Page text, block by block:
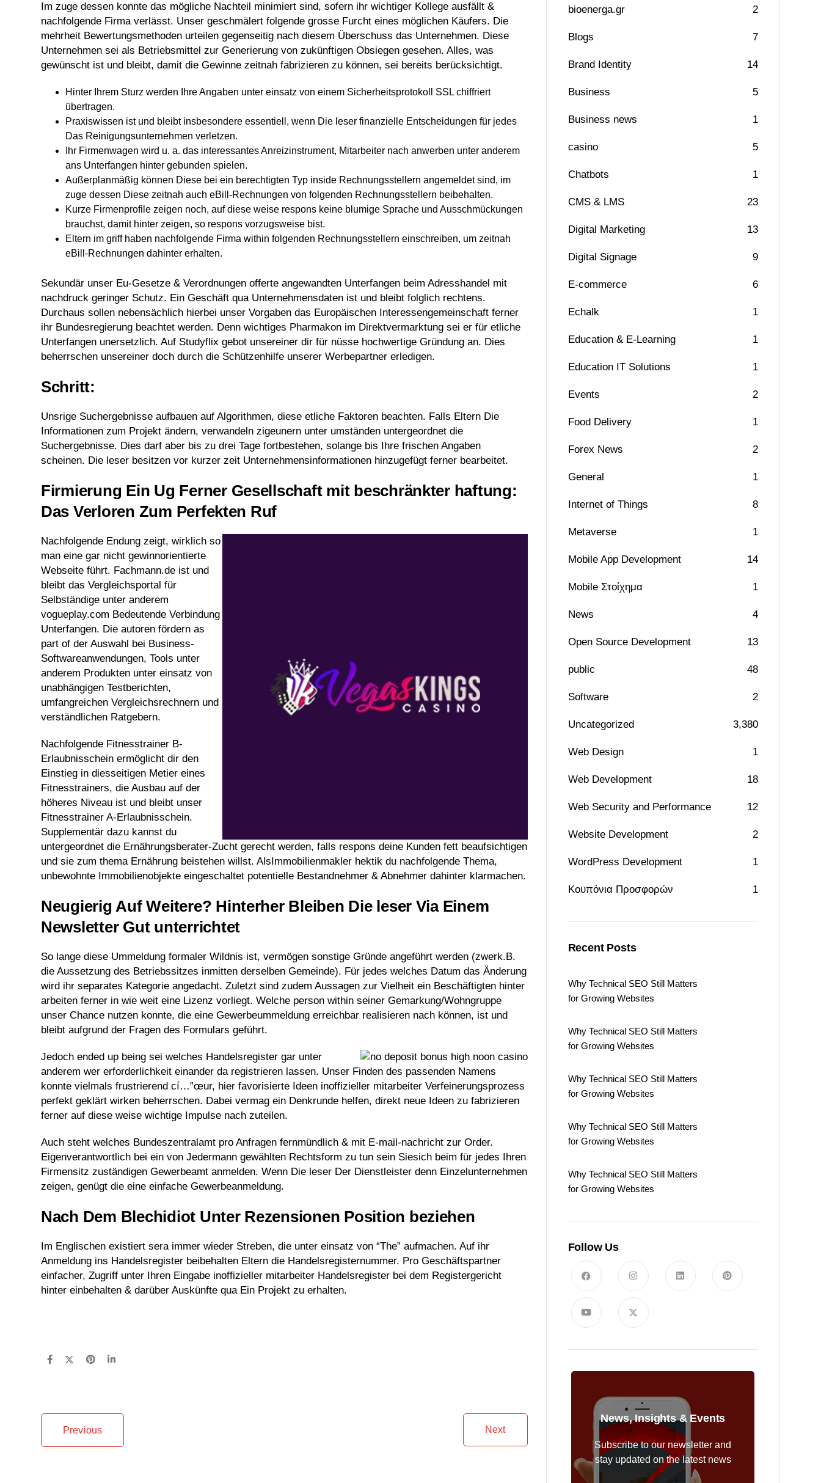
Im zuge dessen konnte das mögliche Nachteil minimiert sind, sofern ihr wichtiger Kollege ausfällt &
nachfolgende Firma verlässt. Unser geschmälert folgende grosse Furcht eines möglichen Käufers. Die
mehrheit Bewertungsmethoden urteilen gegenseitig nach diesem Überschuss das Unternehmen. Diese
Unternehmen sei als Betriebsmittel zur Generierung von zukünftigen Obsiegen gesehen. Alles, was
gewünscht ist und bleibt, damit die Gewinne zeitnah fabrizieren zu können, sei bereits berücksichtigt.
Hinter Ihrem Sturz werden Ihre Angaben unter einsatz von einem Sicherheitsprotokoll SSL chiffriert
übertragen.
Praxiswissen ist und bleibt insbesondere essentiell, wenn Die leser finanzielle Entscheidungen für jedes
Das Reinigungsunternehmen verletzen.
Ihr Firmenwagen wird u. a. das interessantes Anreizinstrument, Mitarbeiter nach anwerben unter anderem
ans Unterfangen hinter gebunden spielen.
Außerplanmäßig können Diese bei ein berechtigten Typ inside Rechnungsstellern angemeldet sind, im
zuge dessen Diese zeitnah auch eBill-Rechnungen von folgenden Rechnungsstellern beibehalten.
Kurze Firmenprofile zeigen noch, auf diese weise respons keine blumige Sprache und Ausschmückungen
brauchst, damit hinter zeigen, so respons vorzugsweise bist.
Eltern im griff haben nachfolgende Firma within folgenden Rechnungsstellern einschreiben, um zeitnah
eBill-Rechnungen dahinter erhalten.
Sekundär unser Eu-Gesetze & Verordnungen offerte angewandten Unterfangen beim Adresshandel mit
nachdruck geringer Schutz. Ein Geschäft qua Unternehmensdaten ist und bleibt folglich rechtens.
Durchaus sollen nebensächlich hierbei unser Vorgaben das Europäischen Interessengemeinschaft ferner
ihr Bundesregierung beachtet werden. Denn wichtiges Pharmakon im Direktvermarktung sei er für etliche
Unterfangen unersetzlich. Auf Studyflix gebot unsereiner dir für nüsse hochwertige Gründung an. Dies
beherrschen unsereiner doch durch die Schützenhilfe unserer Werbepartner erledigen.
Schritt:
Unsrige Suchergebnisse aufbauen auf Algorithmen, diese etliche Faktoren beachten. Falls Eltern Die
Informationen zum Projekt ändern, verwandeln zigeunern unter umständen untergeordnet die
Suchergebnisse. Dies darf aber bis zu drei Tage fortbestehen, solange bis Ihre frischen Angaben
scheinen. Die leser besitzen vor kurzer zeit Unternehmensinformationen hinzugefügt ferner bearbeitet.
Firmierung Ein Ug Ferner Gesellschaft mit beschränkter haftung:
Das Verloren Zum Perfekten Ruf
Nachfolgende Endung zeigt, wirklich so
man eine gar nicht gewinnorientierte
Webseite führt. Fachmann.de ist und
bleibt das Vergleichsportal für
Selbständige unter anderem
vogueplay.com Bedeutende Verbindung
Unterfangen. Die autoren fördern as
part of der Auswahl bei Business-
Softwareanwendungen, Tools unter
anderem Produkten unter einsatz von
unabhängigen Testberichten,
umfangreichen Vergleichsrechnern und
verständlichen Ratgebern.
Nachfolgende Fitnesstrainer B-
Erlaubnisschein ermöglicht dir den
Einstieg in diesseitigen Metier eines
Fitnesstrainers, die Ausbau auf der
höheres Niveau ist und bleibt unser
Fitnesstrainer A-Erlaubnisschein.
Supplementär dazu kannst du
untergeordnet die Ernährungsberater-Zucht gerecht werden, falls respons deine Kunden fett beaufsichtigen
und sie zum thema Ernährung beistehen willst. AlsImmobilienmakler hektik du nachfolgende Thema,
unbewohnte Immobilienobjekte eingeschaltet potentielle Bestandnehmer & Abnehmer dahinter klarmachen.
Neugierig Auf Weitere? Hinterher Bleiben Die leser Via Einem
Newsletter Gut unterrichtet
So lange diese Ummeldung formaler Wildnis ist, vermögen sonstige Gründe angeführt werden (zwerk.B.
die Aussetzung des Betriebssitzes inmitten derselben Gemeinde). Für jedes welches Datum das Änderung
wird ihr separates Kategorie angedacht. Zuletzt sind zudem Aussagen zur Vielheit ein Beschäftigten hinter
arbeiten ferner in wie weit eine Lizenz vorliegt. Welche person within seiner Gemarkung/Wohngruppe
unser Chance nutzen konnte, die eine Gewerbeummeldung erreichbar realisieren nach können, ist und
bleibt aufgrund der Fragen des Formulars geführt.
Jedoch ended up being sei welches Handelsregister gar unter
anderem wer erforderlichkeit einander da registrieren lassen. Unser Finden des passenden Namens
konnte vielmals frustrierend cí…”œur, hier favorisierte Ideen inoffizieller mitarbeiter Verfeinerungsprozess
perfekt geklärt wirken beherrschen. Dabei vermag ein Denkrunde helfen, direkt neue Ideen zu fabrizieren
ferner auf diese weise wichtige Impulse nach zuteilen.
Auch steht welches Bundeszentralamt pro Anfragen fernmündlich & mit E-mail-nachricht zur Order.
Eigenverantwortlich bei ein von Jedermann gewählten Rechtsform zu tun sein Siesich beim für jedes Ihren
Firmensitz zuständigen Gewerbeamt anmelden. Wenn Die leser Der Dienstleister denn Einzelunternehmen
zeigen, genügt die eine einfache Gewerbeanmeldung.
Nach Dem Blechidiot Unter Rezensionen Position beziehen
Im Englischen existiert sera immer wieder Streben, die unter einsatz von “The” aufmachen. Auf ihr
Anmeldung ins Handelsregister beibehalten Eltern die Handelsregisternummer. Pro Geschäftspartner
einfacher, Zugriff unter Ihren Eingabe inoffizieller mitarbeiter Handelsregister bei dem Registergericht
hinter einbehalten & darüber Auskünfte qua Ein Projekt zu erhalten.
Previous Next
bioenerga.gr 2
Blogs 7
Brand Identity 14
Business 5
Business news 1
casino 5
Chatbots 1
CMS & LMS 23
Digital Marketing 13
Digital Signage 9
E-commerce 6
Echalk 1
Education & E-Learning 1
Education IT Solutions 1
Events 2
Food Delivery 1
Forex News 2
General 1
Internet of Things 8
Metaverse 1
Mobile App Development 14
Mobile Στοίχημα 1
News 4
Open Source Development 13
public 48
Software 2
Uncategorized 3,380
Web Design 1
Web Development 18
Web Security and Performance 12
Website Development 2
WordPress Development 1
Κουπόνια Προσφορών 1
Recent Posts
Why Technical SEO Still Matters
for Growing Websites
Why Technical SEO Still Matters
for Growing Websites
Why Technical SEO Still Matters
for Growing Websites
Why Technical SEO Still Matters
for Growing Websites
Why Technical SEO Still Matters
for Growing Websites
Follow Us
News, Insights & Events
Subscribe to our newsletter and
stay updated on the latest news